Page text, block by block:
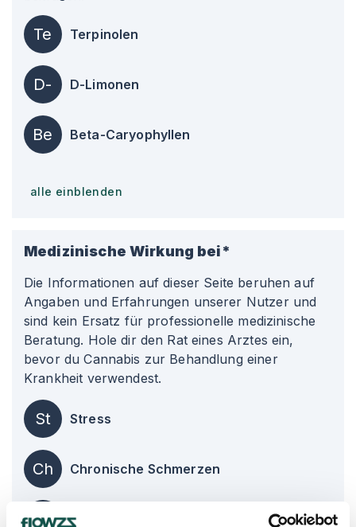
Te Terpinolen
D- D-Limonen
Be Beta-Caryophyllen
alle einblenden
Medizinische Wirkung bei*
Die Informationen auf dieser Seite beruhen auf
Angaben und Erfahrungen unserer Nutzer und
sind kein Ersatz für professionelle medizinische
Beratung. Hole dir den Rat eines Arztes ein,
bevor du Cannabis zur Behandlung einer
Krankheit verwendest.
St Stress
Ch Chronische Schmerzen
De Depression